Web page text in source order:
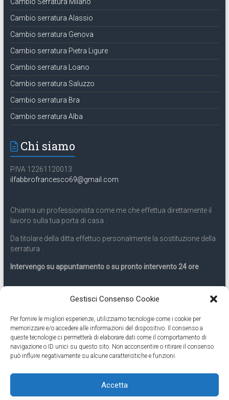
Gestisci Consenso Cookie
Per fornire le migliori esperienze, utilizziamo tecnologie come i cookie per
memorizzare e/o accedere alle informazioni del dispositivo. Il consenso a
queste tecnologie ci permetterà di elaborare dati come il comportamento di
navigazione o ID unici su questo sito. Non acconsentire o ritirare il consenso
può influire negativamente su alcune caratteristiche e funzioni.
Accetta
Cambio serratura Alassio
Cambio serratura Genova
Cambio serratura Pietra Ligure
Cambio serratura Loano
Cambio serratura Saluzzo
Cambio serratura Bra
Cambio serratura Alba
Chi siamo
P.IVA 12261120013
ilfabbrofrancesco69@gmail.com
Chiama un professionista come me che effettua direttamente il
lavoro sulla tua porta di casa .
Da titolare della ditta effettuo personalmente la sostituzione della
serratura .
Intervengo su appuntamento o su pronto intervento 24 ore
Servizio 24 ore
Cell331.9899963
Eseguiamo anche lavori di apertura porte pronto intervento 24
ore